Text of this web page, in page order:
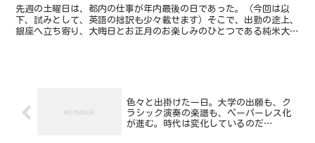
先週の土曜日は、都内の仕事が年内最後の日であった。（今回は以
下、試みとして、英語の拙訳も少々載せます）そこで、出勤の途上、
銀座へ立ち寄り、大晦日とお正月のお楽しみのひとつである純米大吟
色々と出掛けた一日。大学の出願も、ク
ラシック演奏の楽譜も、ペーパーレス化
が進む。時代は変化しているのだ…